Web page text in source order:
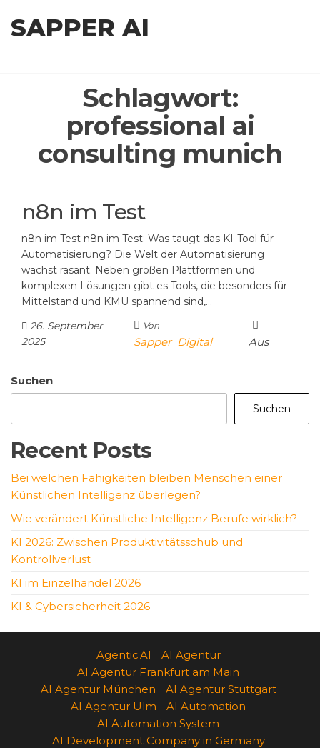
Inhalt
SAPPER AI
Schlagwort:
professional ai
consulting munich
n8n im Test
n8n im Test n8n im Test: Was taugt das KI-Tool für
Automatisierung? Die Welt der Automatisierung
wächst rasant. Neben großen Plattformen und
komplexen Lösungen gibt es Tools, die besonders für
Mittelstand und KMU spannend sind,…
26. September
2025
Von
Sapper_Digital Aus
Suchen
Suchen
Recent Posts
Bei welchen Fähigkeiten bleiben Menschen einer
Künstlichen Intelligenz überlegen?
Wie verändert Künstliche Intelligenz Berufe wirklich?
KI 2026: Zwischen Produktivitätsschub und
Kontrollverlust
KI im Einzelhandel 2026
KI & Cybersicherheit 2026
Agentic AI
AI Agentur
AI Agentur Frankfurt am Main
AI Agentur München
AI Agentur Stuttgart
AI Agentur Ulm
AI Automation
AI Automation System
AI Development Company in Germany